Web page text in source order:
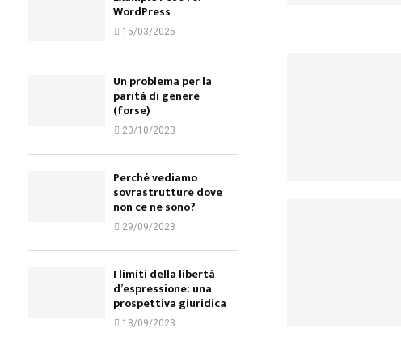
WordPress
15/03/2025
Un problema per la
parità di genere
(forse)
20/10/2023
Perché vediamo
sovrastrutture dove
non ce ne sono?
29/09/2023
I limiti della libertà
d’espressione: una
prospettiva giuridica
18/09/2023